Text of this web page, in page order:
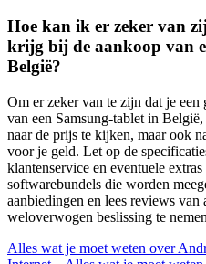
Hoe kan ik er zeker van
krijg bij de aankoop van
België?
Om er zeker van te zijn dat je
van een Samsung-tablet in
naar de prijs te kijken, maar ook
voor je geld. Let op de
klantenservice en eventuele
softwarebundels die worden
aanbiedingen en lees reviews van
weloverwogen beslissing te
Alles wat je moet weten over